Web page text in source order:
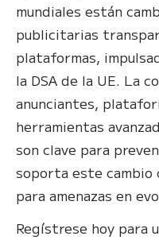
mundiales están
publicitarias
plataformas,
la DSA de la UE. La
anunciantes,
herramientas
son clave para
soporta este cambio
para amenazas en
Regístrese hoy para